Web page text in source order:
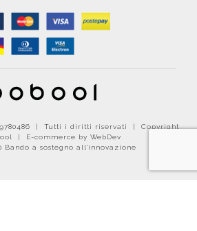
| Tutti i diritti riservati | Copyright
|
E-commerce by WebDev
Bando a sostegno all'innovazione